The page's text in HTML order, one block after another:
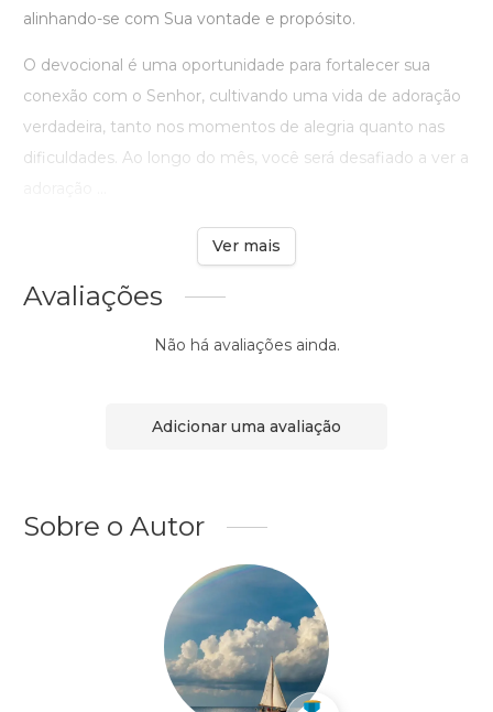
alinhando-se com Sua vontade e propósito.
O devocional é uma oportunidade para fortalecer sua
conexão com o Senhor, cultivando uma vida de adoração
verdadeira, tanto nos momentos de alegria quanto nas
dificuldades. Ao longo do mês, você será desafiado a ver a
Ver mais
Avaliações
Não há avaliações ainda.
Adicionar uma avaliação
Sobre o Autor